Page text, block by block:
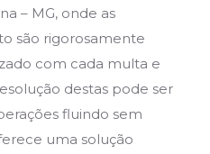
– MG, onde as
são rigorosamente
com cada multa e
destas pode ser
fluindo sem
uma solução